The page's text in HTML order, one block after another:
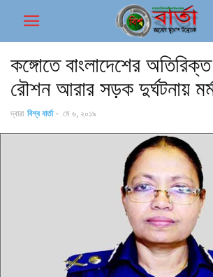
কঙ্গোতে বাংলাদেশের
রৌশন আরার সড়ক দুর্ঘটনায়
দ্বারা বিশ্ব বার্তা - মে ৬, ২০১৯